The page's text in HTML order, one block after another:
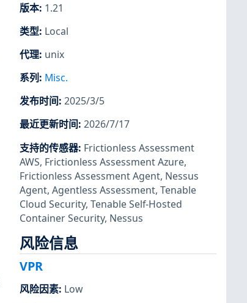
版本: 1.21
类型: Local
代理: unix
系列 : Misc.
发布时间: 2025/3/5
最近更新时间: 2026/7/17
支持的传感器: Frictionless Assessment
AWS, Frictionless Assessment Azure,
Frictionless Assessment Agent, Nessus
Agent, Agentless Assessment, Tenable
Cloud Security, Tenable Self-Hosted
Container Security, Nessus
风险信息
VPR
风险因素: Low